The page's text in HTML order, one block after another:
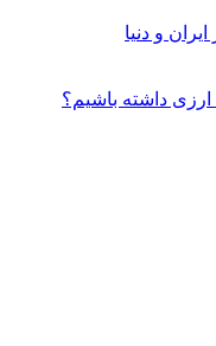
و دنیا
ارزی داشته باشیم؟